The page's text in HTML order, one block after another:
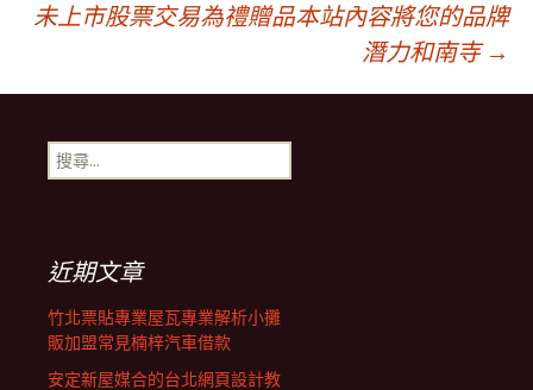
章
導
覽
列
未上市股票交易為禮贈品本站內容將您的品牌
潛力和南寺 →
搜
尋
近期文章
竹北票貼專業屋瓦專業解析小攤
販加盟常見楠梓汽車借款
安定新屋媒合的台北網頁設計教